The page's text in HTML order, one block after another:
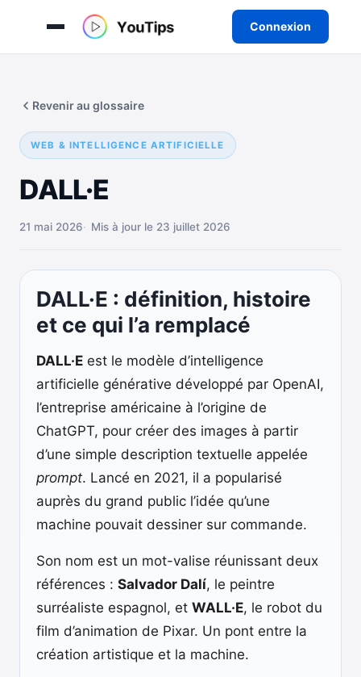
Connexion
contenu
WEB & INTELLIGENCE ARTIFICIELLE
DALL·E
Revenir au glossaire
21 mai 2026 Mis à jour le 23 juillet 2026
DALL·E : définition, histoire
et ce qui l’a remplacé
DALL·E est le modèle d’intelligence
artificielle générative développé par OpenAI,
l’entreprise américaine à l’origine de
ChatGPT, pour créer des images à partir
d’une simple description textuelle appelée
prompt. Lancé en 2021, il a popularisé
auprès du grand public l’idée qu’une
machine pouvait dessiner sur commande.
Son nom est un mot-valise réunissant deux
références : Salvador Dalí, le peintre
surréaliste espagnol, et WALL·E, le robot du
film d’animation de Pixar. Un pont entre la
création artistique et la machine.